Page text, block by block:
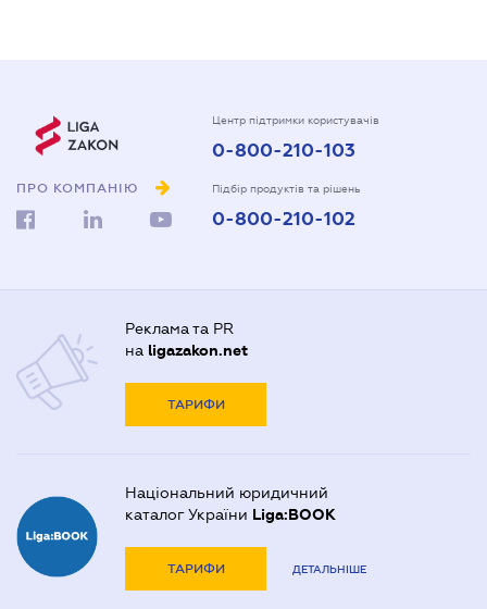
ПРО КОМПАНІЮ
Центр підтримки користувачів
0-800-210-103
Підбір продуктів та рішень
0-800-210-102
Реклама та PR
на ligazakon.net
ТАРИФИ
Національний юридичний
каталог України Liga:BOOK
ТАРИФИ ДЕТАЛЬНІШЕ